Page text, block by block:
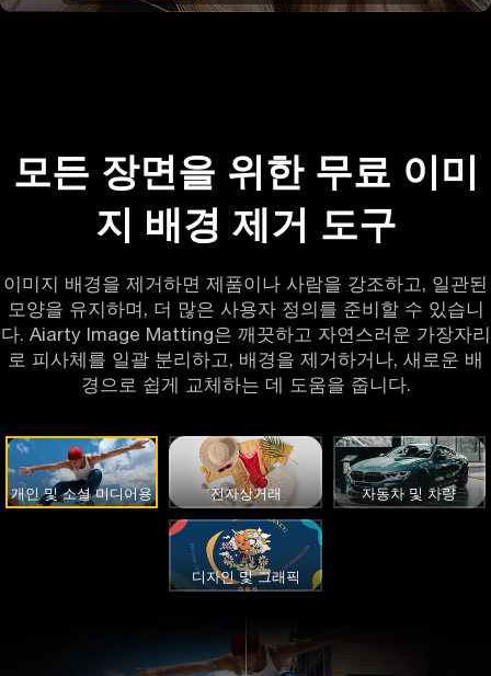
모든 장면을 위한 무료 이미
지 배경 제거 도구
이미지 배경을 제거하면 제품이나 사람을 강조하고, 일관된
모양을 유지하며, 더 많은 사용자 정의를 준비할 수 있습니
다. Aiarty Image Matting은 깨끗하고 자연스러운 가장자리
로 피사체를 일괄 분리하고, 배경을 제거하거나, 새로운 배
경으로 쉽게 교체하는 데 도움을 줍니다.
개인 및 소셜 미디어용 전자상거래 자동차 및 차량
디자인 및 그래픽